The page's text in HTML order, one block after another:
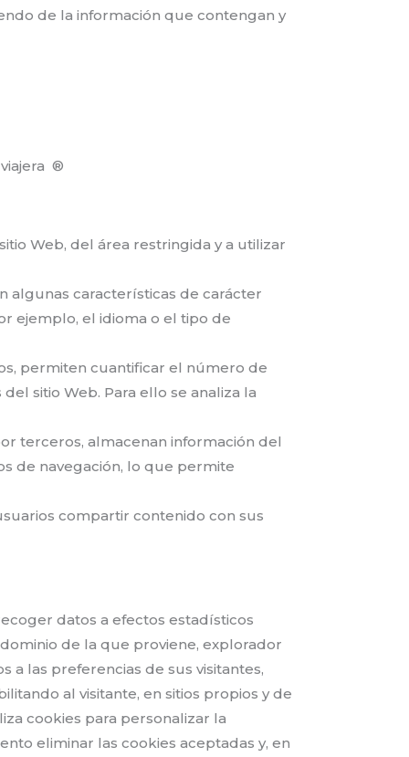
de la información que contengan y
®
Web, del área restringida y a utilizar
algunas características de carácter
ejemplo, el idioma o el tipo de
permiten cuantificar el número de
sitio Web. Para ello se analiza la
terceros, almacenan información del
de navegación, lo que permite
compartir contenido con sus
datos a efectos estadísticos
de la que proviene, explorador
a las preferencias de sus visitantes,
al visitante, en sitios propios y de
cookies para personalizar la
eliminar las cookies aceptadas y, en